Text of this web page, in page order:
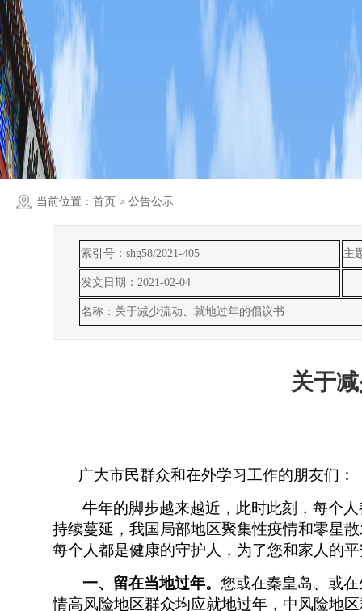
当前位置： 首页 > 公告公示
索引号：shg58/2021-405 主
发文日期：2021-02-04
名称：关于减少流动、就地过年的倡议书
关于
广大市民群众和在外学习工作的朋友们：
牛年的脚步越来越近，此时此刻，每个
持续蔓延，我国局部地区聚集性疫情和零星
每个人都是健康的守护人，为了您和家人的
一、留在当地过年。您或在秦皇岛、或
情高风险地区群众均应就地过年，中风险地